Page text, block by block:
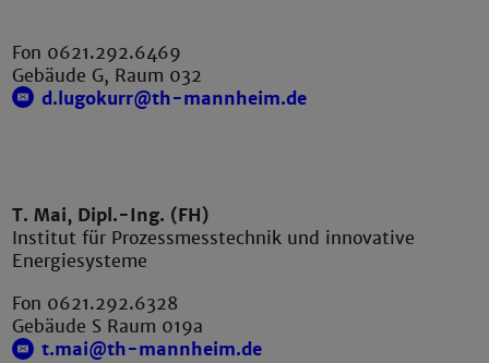
Fon 0621.292.6469
Gebäude G, Raum 032
d.lugokurr@th-mannheim.de
T. Mai, Dipl.-Ing. (FH)
Institut für Prozessmesstechnik und innovative
Energiesysteme
Fon 0621.292.6328
Gebäude S Raum 019a
t.mai@th-mannheim.de